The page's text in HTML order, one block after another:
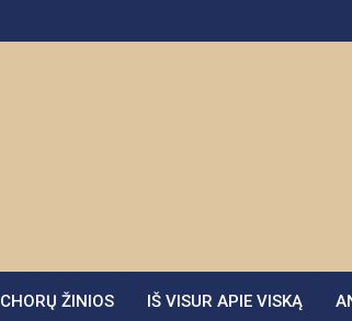
CHORŲ ŽINIOS IŠ VISUR APIE VISKĄ